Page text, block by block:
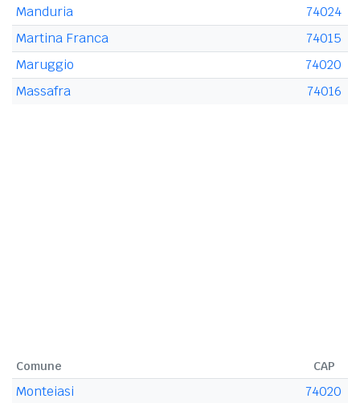
Manduria
74024
Martina Franca
74015
Maruggio
74020
Massafra
74016
Comune CAP
Monteiasi
74020